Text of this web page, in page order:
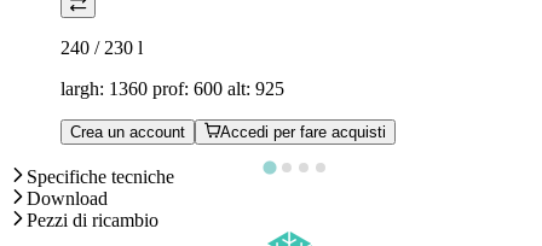
240 / 230 l
largh: 1360 prof: 600 alt: 925
Crea un account Accedi per fare acquisti
Specifiche tecniche
Download
Pezzi di ricambio